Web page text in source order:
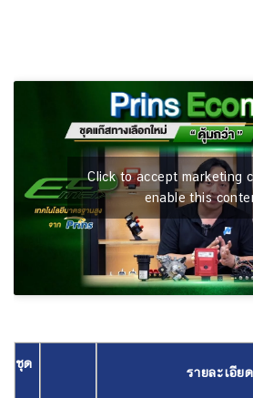
Click to accept marketing
enable this
ชุด
รายละเอียด